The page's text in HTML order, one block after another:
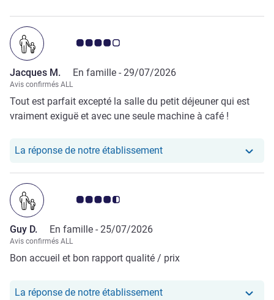
Note Avis clients 4.0/5
Jacques M. En famille - 29/07/2026
Avis confirmés ALL
Tout est parfait excepté la salle du petit déjeuner qui est
vraiment exiguë et avec une seule machine à café !
La réponse de notre établissementNotre hôtel a repondu au
Note Avis clients 4.5/5
Guy D. En famille - 25/07/2026
Avis confirmés ALL
Bon accueil et bon rapport qualité / prix
La réponse de notre établissementNotre hôtel a repondu au